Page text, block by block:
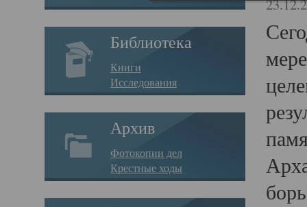
Библиотека
Книги
Исследования
Архив
Фотокопии дел
Крестные ходы